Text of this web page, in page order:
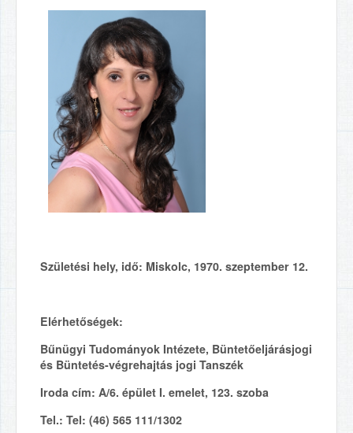
Születési hely, idő: Miskolc, 1970. szeptember 12.
Elérhetőségek:
Bűnügyi Tudományok Intézete, Büntetőeljárásjogi
és Büntetés-végrehajtás jogi Tanszék
Iroda cím: A/6. épület I. emelet, 123. szoba
Tel.: Tel: (46) 565 111/1302